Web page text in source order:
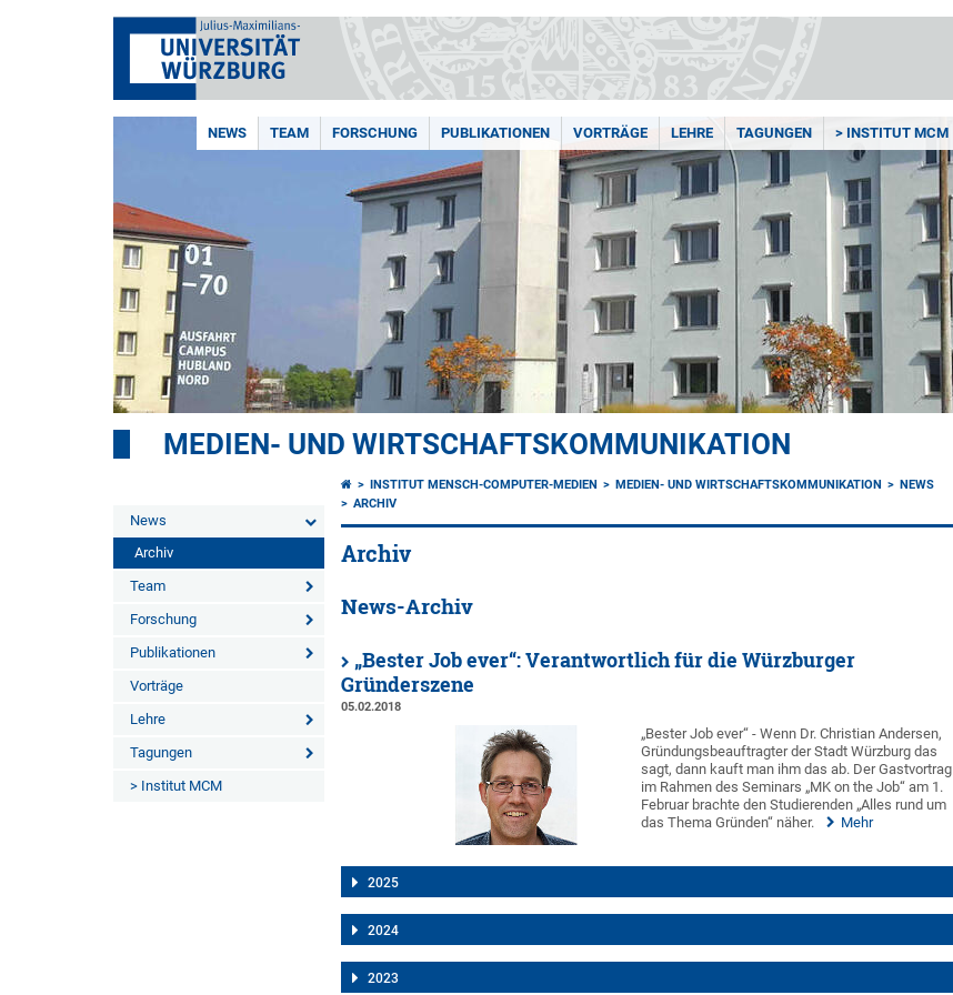
NEWS TEAM FORSCHUNG PUBLIKATIONEN VORTRÄGE LEHRE TAGUNGEN > INSTITUT MCM
MEDIEN- UND WIRTSCHAFTSKOMMUNIKATION
News
Archiv
Team
Forschung
Publikationen
Vorträge
Lehre
Tagungen
> Institut MCM
INSTITUT MENSCH-COMPUTER-MEDIEN MEDIEN- UND WIRTSCHAFTSKOMMUNIKATION
NEWS
ARCHIV
Archiv
News-Archiv
„Bester Job ever“: Verantwortlich für die Würzburger
Gründerszene
05.02.2018
„Bester Job ever“ - Wenn Dr. Christian Andersen,
Gründungsbeauftragter der Stadt Würzburg das
sagt, dann kauft man ihm das ab. Der Gastvortrag
im Rahmen des Seminars „MK on the Job“ am 1.
Februar brachte den Studierenden „Alles rund um
das Thema Gründen“ näher.
Mehr
2025
2024
2023